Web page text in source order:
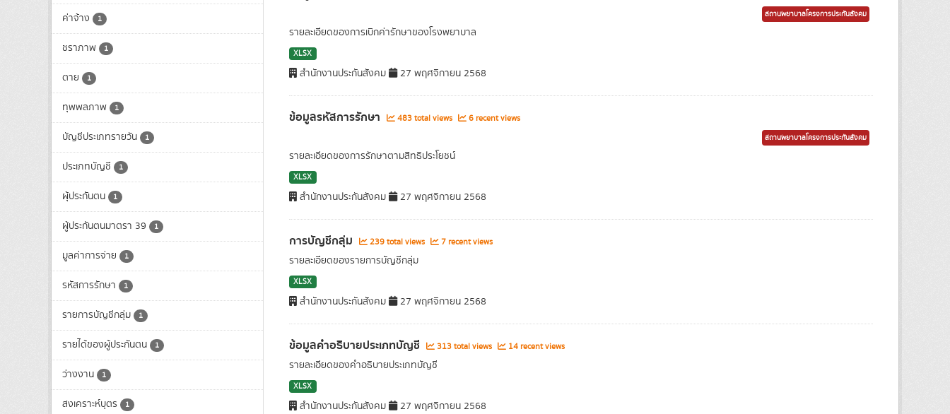
ค่าจ้าง 1
ชราภาพ 1
ตาย 1
ทุพพลภาพ 1
บัญชีประเภทรายวัน 1
ประเภทบัญชี 1
ผุ้ประกันตน 1
ผู้ประกันตนมาตรา 39 1
มูลค่าการจ่าย 1
รหัสการรักษา 1
รายการบัญชีกลุ่ม 1
รายได้ของผู้ประกันตน 1
ว่างงาน 1
สงเคราะห์บุตร 1
สถานพยาบาลโครงการประกันสังคม
รายละเอียดของการเบิกค่ารักษาของโรงพยาบาล
XLSX
สำนักงานประกันสังคม 27 พฤศจิกายน 2568
ข้อมูลรหัสการรักษา 483 total views 6 recent views
สถานพยาบาลโครงการประกันสังคม
รายละเอียดของการรักษาตามสิทธิประโยชน์
XLSX
สำนักงานประกันสังคม 27 พฤศจิกายน 2568
การบัญชีกลุ่ม 239 total views 7 recent views
รายละเอียดของรายการบัญชีกลุ่ม
XLSX
สำนักงานประกันสังคม 27 พฤศจิกายน 2568
ข้อมูลคำอธิบายประเภทบัญชี 313 total views 14 recent views
รายละเอียดของคำอธิบายประเภทบัญชี
XLSX
สำนักงานประกันสังคม 27 พฤศจิกายน 2568